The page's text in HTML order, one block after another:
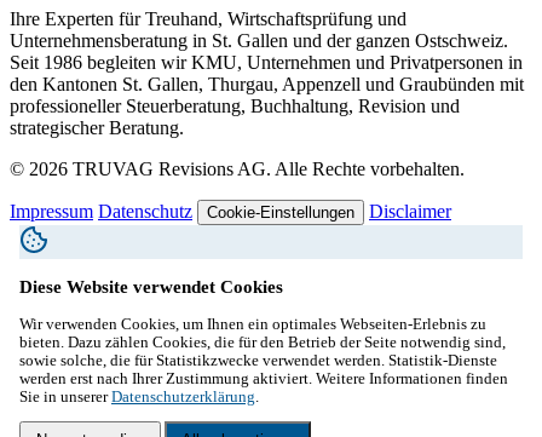
Ihre Experten für Treuhand, Wirtschaftsprüfung und
Unternehmensberatung in St. Gallen und der ganzen Ostschweiz.
Seit 1986 begleiten wir KMU, Unternehmen und Privatpersonen in
den Kantonen St. Gallen, Thurgau, Appenzell und Graubünden mit
professioneller Steuerberatung, Buchhaltung, Revision und
strategischer Beratung.
© 2026 TRUVAG Revisions AG. Alle Rechte vorbehalten.
Impressum Datenschutz Cookie-Einstellungen Disclaimer
Diese Website verwendet Cookies
Wir verwenden Cookies, um Ihnen ein optimales Webseiten-Erlebnis zu
bieten. Dazu zählen Cookies, die für den Betrieb der Seite notwendig sind,
sowie solche, die für Statistikzwecke verwendet werden. Statistik-Dienste
werden erst nach Ihrer Zustimmung aktiviert. Weitere Informationen finden
Sie in unsererDatenschutzerklärung